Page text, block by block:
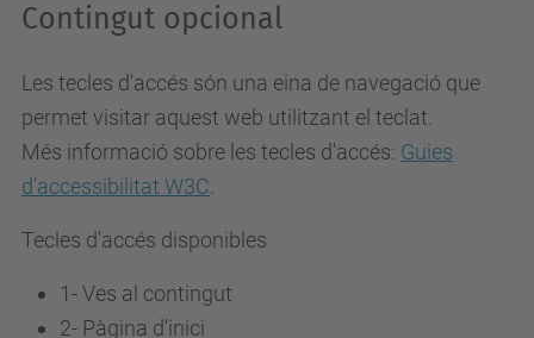
Contingut opcional
Les tecles d'accés són una eina de navegació que
permet visitar aquest web utilitzant el teclat.
Més informació sobre les tecles d'accés: Guies
d'accessibilitat W3C
Tecles d'accés disponibles
1- Ves al contingut
2- Pàgina d'inici